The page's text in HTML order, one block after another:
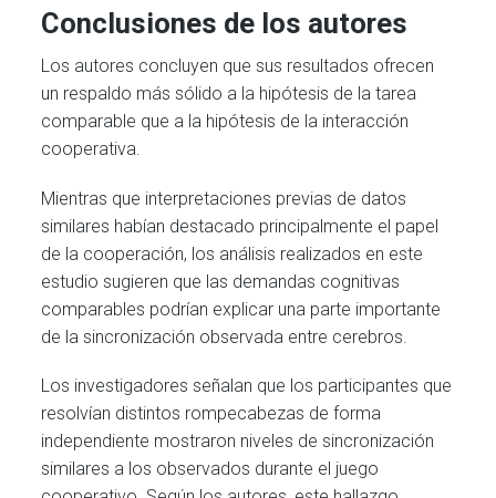
Conclusiones de los autores
Los autores concluyen que sus resultados ofrecen
un respaldo más sólido a la hipótesis de la tarea
comparable que a la hipótesis de la interacción
cooperativa.
Mientras que interpretaciones previas de datos
similares habían destacado principalmente el papel
de la cooperación, los análisis realizados en este
estudio sugieren que las demandas cognitivas
comparables podrían explicar una parte importante
de la sincronización observada entre cerebros.
Los investigadores señalan que los participantes que
resolvían distintos rompecabezas de forma
independiente mostraron niveles de sincronización
similares a los observados durante el juego